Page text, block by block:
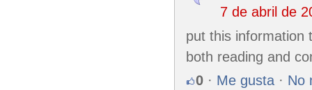
7 de abril de
put this information
both reading and
0 · Me gusta · No